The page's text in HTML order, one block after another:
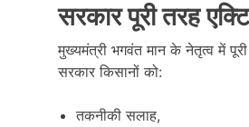
सरकार पूरी तरह
मुख्यमंत्री भगवंत मान के नेतृत्व में
सरकार किसानों को:
तकनीकी सलाह,